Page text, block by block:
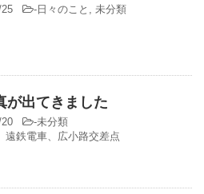
- 日々のこと , 未分類
が出てきました
-未分類
遠鉄電車、広小路交差点